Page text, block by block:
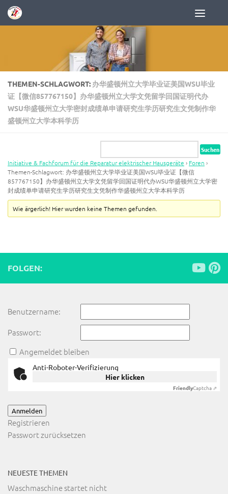
Zum Inhalt springen
THEMEN-SCHLAGWORT: 办华盛顿州立大学毕业证美国WSU毕业
证【微信857767150】办华盛顿州立大学文凭留学回国证明代办
WSU华盛顿州立大学密封成绩单申请研究生学历研究生文凭制作华
盛顿州立大学本科学历
Initiative & Fachforum für die Reparatur elektrischer Hausgeräte › Foren ›
Themen-Schlagwort: 办华盛顿州立大学毕业证美国WSU毕业证【微信
857767150】办华盛顿州立大学文凭留学回国证明代办WSU华盛顿州立大学密
封成绩单申请研究生学历研究生文凭制作华盛顿州立大学本科学历
Wie ärgerlich! Hier wurden keine Themen gefunden.
FOLGEN:
Benutzername:
Passwort:
Angemeldet bleiben
Anti-Roboter-Verifizierung
Hier klicken
FriendlyCaptcha ⇗
Anmelden
Registrieren
Passwort zurücksetzen
NEUESTE THEMEN
Waschmaschine startet nicht